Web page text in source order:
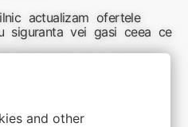
actualizam ofertele
siguranta vei gasi ceea ce
inteligente si cumpărături
and other